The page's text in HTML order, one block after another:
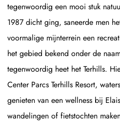
tegenwoordig een mooi stuk
1987 dicht ging, saneerde men
voormalige mijnterrein een
het gebied bekend onder de
tegenwoordig heet het Terhills.
Center Parcs Terhills Resort,
genieten van een wellness bij
wandelingen of fietstochten